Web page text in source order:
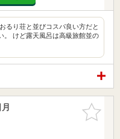
るり荘と並びコスパ良い方だと
。 けど露天風呂は高級旅館並の
お気に入
りに追加